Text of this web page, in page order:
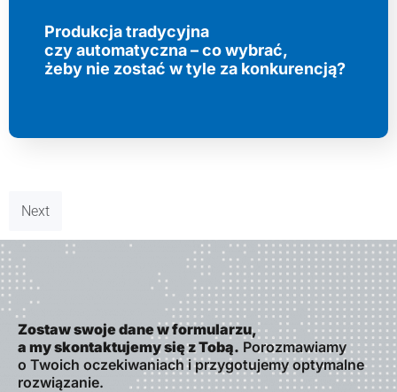
Produkcja tradycyjna
czy automatyczna – co wybrać,
żeby nie zostać w tyle za konkurencją?
Next
Zostaw swoje dane w formularzu,
a my skontaktujemy się z Tobą. Porozmawiamy
o Twoich oczekiwaniach i przygotujemy optymalne
rozwiązanie.